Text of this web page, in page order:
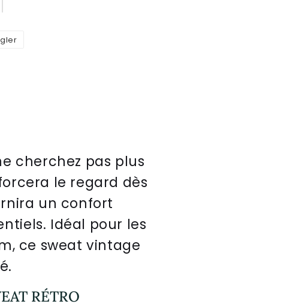
cherchez pas plus
cera le regard dès
nira un confort
iels. Idéal pour les
, ce sweat vintage
.
RÉTRO